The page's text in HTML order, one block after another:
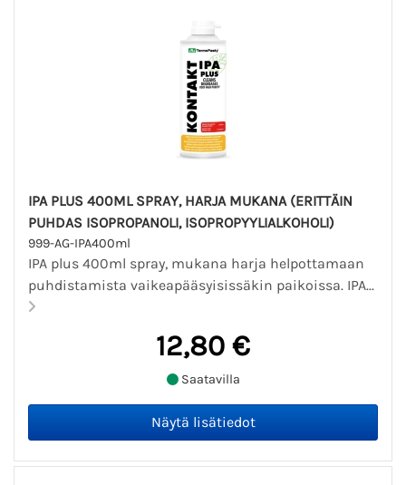
IPA PLUS 400ML SPRAY, HARJA MUKANA (ERITTÄIN
PUHDAS ISOPROPANOLI, ISOPROPYYLIALKOHOLI)
999-AG-IPA400ml
IPA plus 400ml spray, mukana harja helpottamaan
puhdistamista vaikeapääsyisissäkin paikoissa. IPA...
12,80 €
Saatavilla